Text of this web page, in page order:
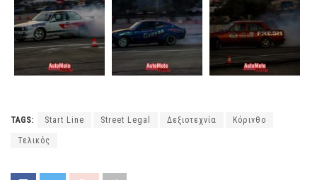
TAGS: Start Line Street Legal Δεξιοτεχνία Κόρινθο
Τελικός